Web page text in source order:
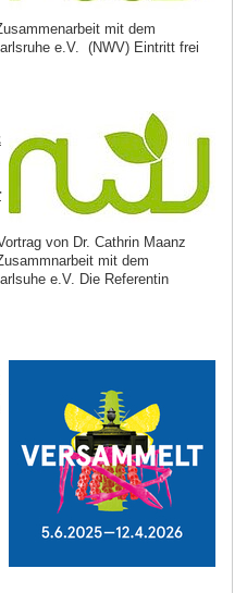
mit dem
e.V. (NWV) Eintritt frei
von Dr. Cathrin Maanz
mit dem
e.V. Die Referentin